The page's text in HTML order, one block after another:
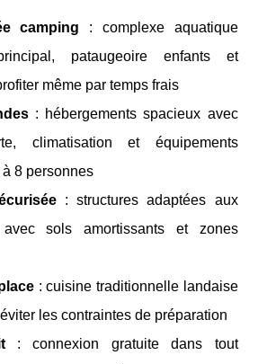
camping : complexe aquatique
pataugeoire enfants et
même par temps frais
: hébergements spacieux avec
climatisation et équipements
8 personnes
: structures adaptées aux
sols amortissants et zones
: cuisine traditionnelle landaise
les contraintes de préparation
: connexion gratuite dans tout